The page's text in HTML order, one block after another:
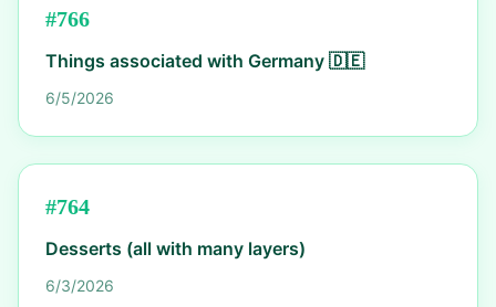
#766
Things associated with Germany 🇩🇪
6/5/2026
#764
Desserts (all with many layers)
6/3/2026